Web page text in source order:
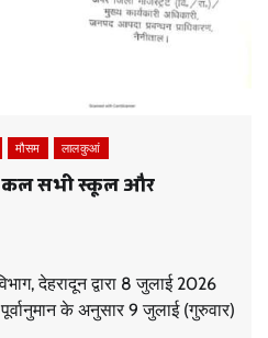
मौसम लालकुआं
कल सभी स्कूल और
देहरादून द्वारा 8 जुलाई 2026
के अनुसार 9 जुलाई (गुरुवार)